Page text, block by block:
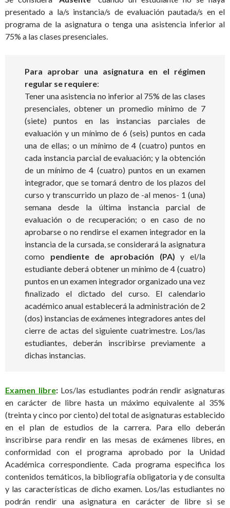
presentado a la/s instancia/s de evaluación pautada/s en el
programa de la asignatura o tenga una asistencia inferior al
75% a las clases presenciales.
Para aprobar una asignatura en el régimen
regular se requiere:
Tener una asistencia no inferior al 75% de las clases
presenciales, obtener un promedio mínimo de 7
(siete) puntos en las instancias parciales de
evaluación y un mínimo de 6 (seis) puntos en cada
una de ellas; o un mínimo de 4 (cuatro) puntos en
cada instancia parcial de evaluación; y la obtención
de un mínimo de 4 (cuatro) puntos en un examen
integrador, que se tomará dentro de los plazos del
curso y transcurrido un plazo de -al menos- 1 (una)
semana desde la última instancia parcial de
evaluación o de recuperación; o en caso de no
aprobarse o no rendirse el examen integrador en la
instancia de la cursada, se considerará la asignatura
como pendiente de aprobación (PA) y el/la
estudiante deberá obtener un mínimo de 4 (cuatro)
puntos en un examen integrador organizado una vez
finalizado el dictado del curso. El calendario
académico anual establecerá la administración de 2
(dos) instancias de exámenes integradores antes del
cierre de actas del siguiente cuatrimestre. Los/las
estudiantes, deberán inscribirse previamente a
dichas instancias.
Examen libre: Los/las estudiantes podrán rendir asignaturas
en carácter de libre hasta un máximo equivalente al 35%
(treinta y cinco por ciento) del total de asignaturas establecido
en el plan de estudios de la carrera. Para ello deberán
inscribirse para rendir en las mesas de exámenes libres, en
conformidad con el programa aprobado por la Unidad
Académica correspondiente. Cada programa especifica los
contenidos temáticos, la bibliografía obligatoria y de consulta
y las características de dicho examen. Los/las estudiantes no
podrán rendir una asignatura en carácter de libre si se